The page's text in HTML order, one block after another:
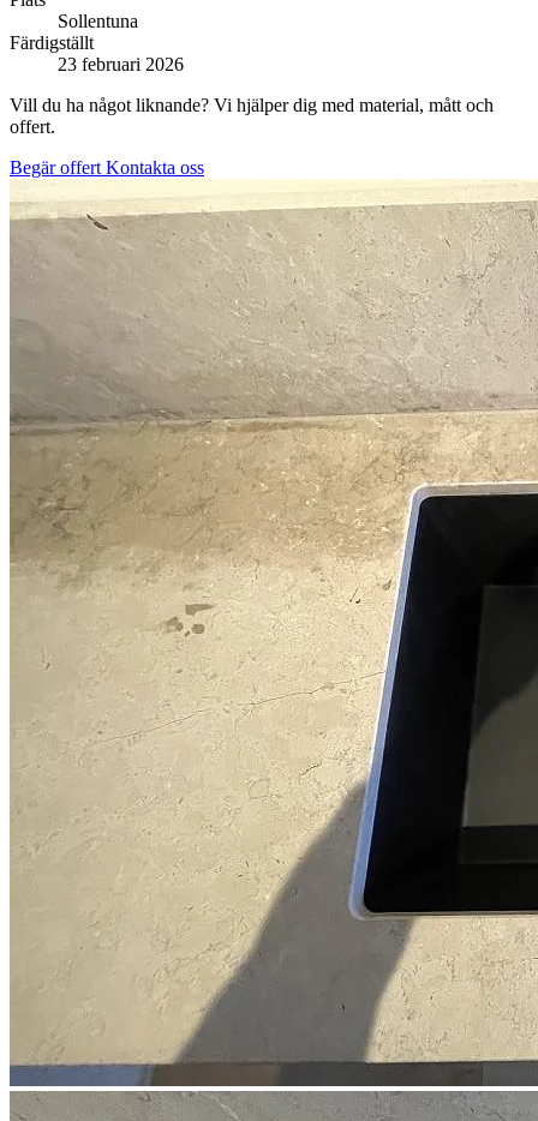
Sollentuna
Färdigställt
23 februari 2026
Vill du ha något liknande? Vi hjälper dig med material, mått och
offert.
Begär offert Kontakta oss